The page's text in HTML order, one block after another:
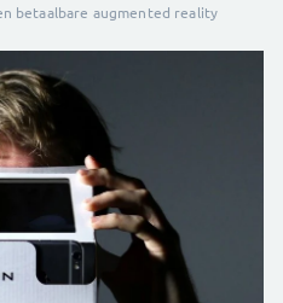
betaalbare augmented reality